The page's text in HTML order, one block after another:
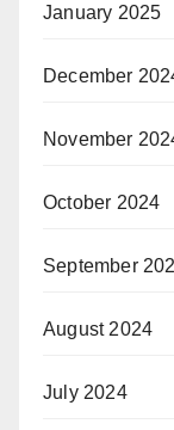
January 2025
December
November
October 2024
September
August 2024
July 2024